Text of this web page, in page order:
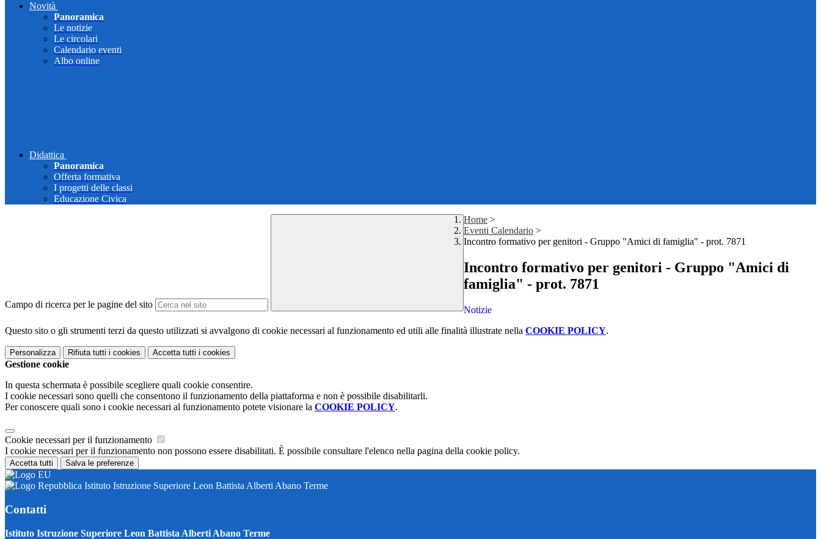
Novità
Panoramica
Le notizie
Le circolari
Calendario eventi
Albo online
Didattica
Panoramica
Offerta formativa
I progetti delle classi
Educazione Civica
Campo di ricerca per le pagine del sito
Home >
Eventi Calendario >
Incontro formativo per genitori - Gruppo "Amici di famiglia" - prot. 7871
Incontro formativo per genitori - Gruppo "Amici di
famiglia" - prot. 7871
Notizie
Questo sito o gli strumenti terzi da questo utilizzati si avvalgono di cookie necessari al funzionamento ed utili alle finalità illustrate nella COOKIE POLICY.
Personalizza Rifiuta tutti i cookies Accetta tutti i cookies
Gestione cookie
In questa schermata è possibile scegliere quali cookie consentire.
I cookie necessari sono quelli che consentono il funzionamento della piattaforma e non è possibile disabilitarli.
Per conoscere quali sono i cookie necessari al funzionamento potete visionare la COOKIE POLICY.
Cookie necessari per il funzionamento
I cookie necessari per il funzionamento non possono essere disabilitati. È possibile consultare l'elenco nella pagina della cookie policy.
Accetta tutti Salva le preferenze
Istituto Istruzione Superiore Leon Battista Alberti Abano Terme
Contatti
Istituto Istruzione Superiore Leon Battista Alberti Abano Terme